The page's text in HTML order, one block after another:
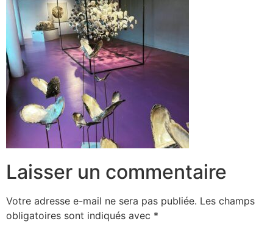
Laisser un commentaire
Votre adresse e-mail ne sera pas publiée. Les champs
obligatoires sont indiqués avec *